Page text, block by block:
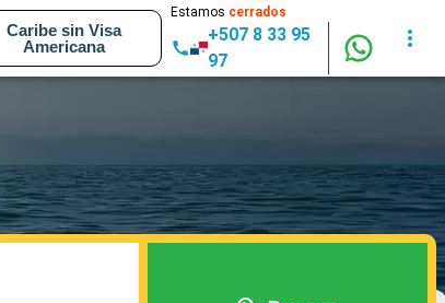
Caribe sin Visa
Americana
Estamos cerrados
+507 8 33 95
97